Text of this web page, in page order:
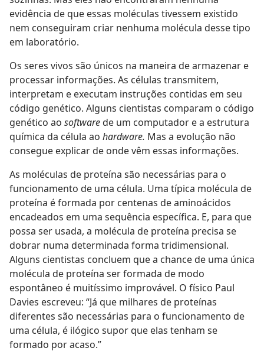
evidência de que essas moléculas tivessem existido
nem conseguiram criar nenhuma molécula desse tipo
em laboratório.
Os seres vivos são únicos na maneira de armazenar e
processar informações. As células transmitem,
interpretam e executam instruções contidas em seu
código genético. Alguns cientistas comparam o código
genético ao softwarede um computador e a estrutura
química da célula ao hardware. Mas a evolução não
consegue explicar de onde vêm essas informações.
As moléculas de proteína são necessárias para o
funcionamento de uma célula. Uma típica molécula de
proteína é formada por centenas de aminoácidos
encadeados em uma sequência específica. E, para que
possa ser usada, a molécula de proteína precisa se
dobrar numa determinada forma tridimensional.
Alguns cientistas concluem que a chance de uma única
molécula de proteína ser formada de modo
espontâneo é muitíssimo improvável. O físico Paul
Davies escreveu: “Já que milhares de proteínas
diferentes são necessárias para o funcionamento de
uma célula, é ilógico supor que elas tenham se
formado por acaso.”